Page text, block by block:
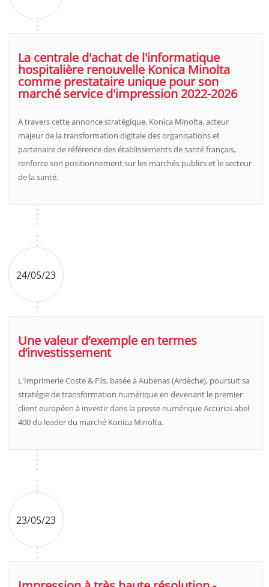
La centrale d'achat de l'informatique
hospitalière renouvelle Konica Minolta
comme prestataire unique pour son
marché service d'impression 2022-2026
A travers cette annonce stratégique, Konica Minolta, acteur
majeur de la transformation digitale des organisations et
partenaire de référence des établissements de santé français,
renforce son positionnement sur les marchés publics et le secteur
de la santé.
24/05/23
Une valeur d’exemple en termes
d’investissement
L'Imprimerie Coste & Fils, basée à Aubenas (Ardèche), poursuit sa
stratégie de transformation numérique en devenant le premier
client européen à investir dans la presse numérique AccurioLabel
400 du leader du marché Konica Minolta.
23/05/23